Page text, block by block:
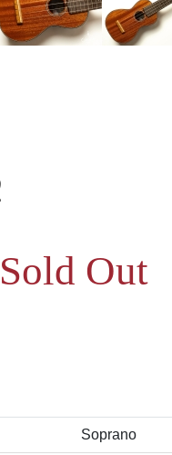
Sold Out
Soprano